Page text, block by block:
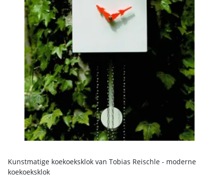
Kunstmatige koekoeksklok van Tobias Reischle - moderne
koekoeksklok